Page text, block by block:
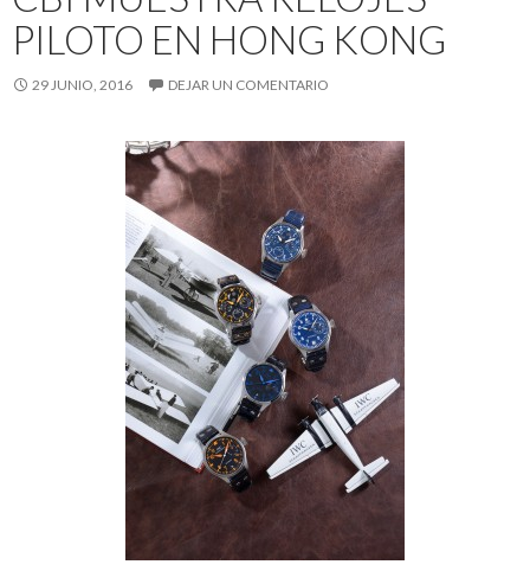
PILOTO EN HONG KONG
29 JUNIO, 2016 DEJAR UN COMENTARIO